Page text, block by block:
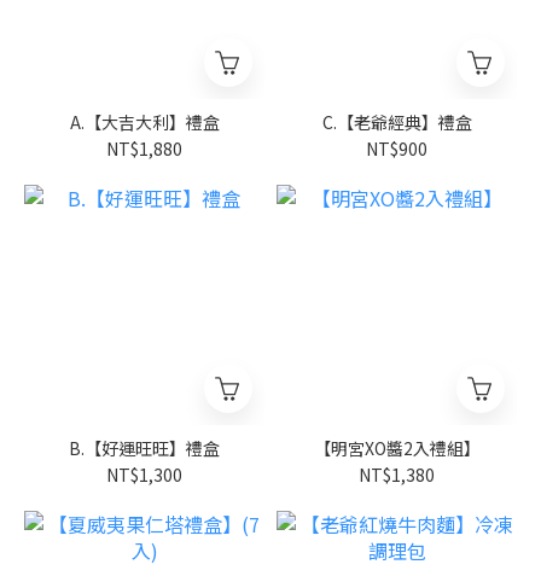
A.【大吉大利】禮盒
NT$1,880
C.【老爺經典】禮盒
NT$900
B.【好運旺旺】禮盒
NT$1,300
【明宮XO醬2入禮組】
NT$1,380